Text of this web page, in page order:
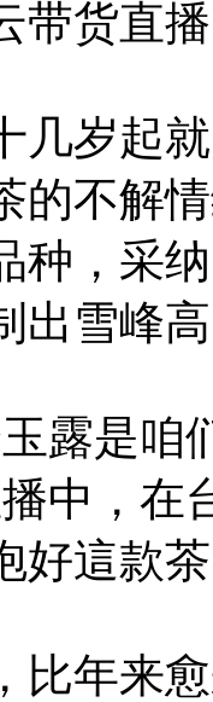
带货直
几岁起
的不解
种，采
出雪峰
露是咱
中，在
好這款
比年来